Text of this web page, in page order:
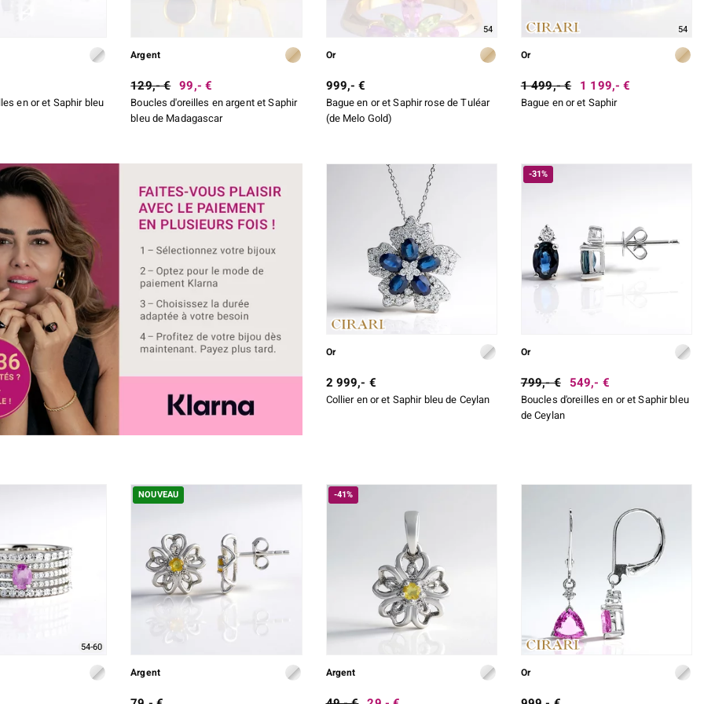
en or et Saphir bleu
Argent
129,- € 99,- €
Boucles d'oreilles en argent et Saphir
bleu de Madagascar
54
Or
999,- €
Bague en or et Saphir rose de Tuléar
(de Melo Gold)
54
Or
1 499,- € 1 199,- €
Bague en or et Saphir
Or
2 999,- €
Collier en or et Saphir bleu de Ceylan
-31%
Or
799,- € 549,- €
Boucles d'oreilles en or et Saphir bleu
de Ceylan
54-60
NOUVEAU
Argent
-41%
Argent Or